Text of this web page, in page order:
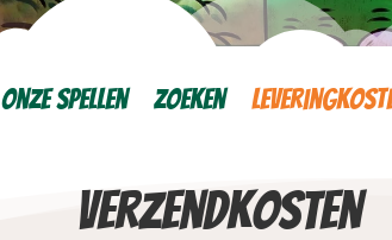
Onze spellen Zoeken
Verzendkosten